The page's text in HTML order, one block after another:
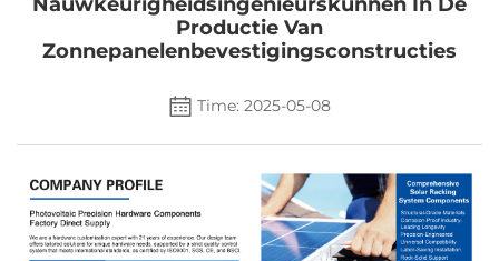
Contacteer Ons
Productie Van
Zonnepanelenbevestigingsconstructies
Time: 2025-05-08